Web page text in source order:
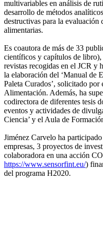
multivariables en análisis de
desarrollo de métodos
destructivas para la evaluación
alimentarias.
Es coautora de más de 33
científicos y capítulos de libro),
revistas recogidas en el JCR y
la elaboración del ‘Manual de
Paleta Curados’, solicitado
Alimentación. Además, ha
codirectora de diferentes tesis
eventos y actividades de
Ciencia’ y el Aula de
Jiménez Carvelo ha
empresas, 3 proyectos de
colaboradora en una acción
https://www.sensorfint.eu/)
del programa H2020.